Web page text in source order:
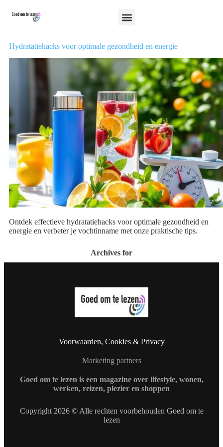
Hydratatiehacks voor optimale gezondheid en energie
Ontdek effectieve hydratatiehacks voor optimale gezondheid en
energie en verbeter je vochtinname met onze praktische tips.
Archives for
Voorwaarden, Cookies & Privacy
Marketing partners
Goed om te lezen is een magazine over lifestyle, wonen,
werken, reizen, plezier en shoppen
Copyright 2026 © Alle rechten voorbehouden Goed om te
lezen